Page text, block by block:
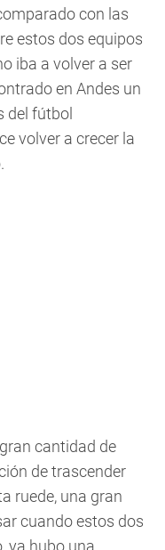
con las
estos dos equipos
iba a volver a ser
en Andes un
del fútbol
volver a crecer la
cantidad de
de trascender
ruede, una gran
cuando estos dos